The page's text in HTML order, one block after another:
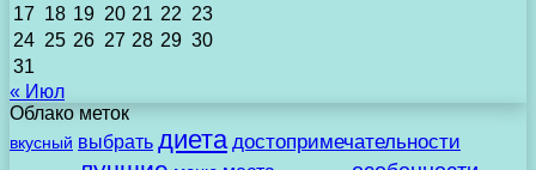
17 18 19 20 21 22 23
24 25 26 27 28 29 30
31
« Июл
Облако меток
вкусный выбрать диета достопримечательности